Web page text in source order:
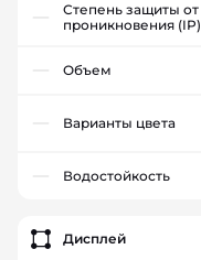
Степень защиты от
проникновения (IP)
Объем
Варианты цвета
Водостойкость
Дисплей